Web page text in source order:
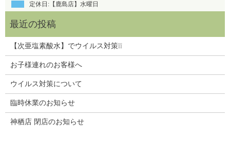
定休日:【鹿島店】水曜日
【次亜塩素酸水】でウイルス対策❕❕
お子様連れのお客様へ
ウイルス対策について
臨時休業のお知らせ
神栖店 閉店のお知らせ